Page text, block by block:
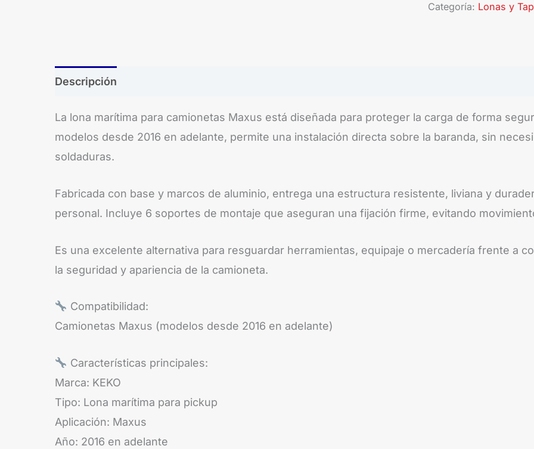
Categoría: Lonas y
Descripción
La lona marítima para camionetas Maxus está diseñada para proteger la carga de forma
modelos desde 2016 en adelante, permite una instalación directa sobre la baranda, sin
soldaduras.
Fabricada con base y marcos de aluminio, entrega una estructura resistente, liviana y
personal. Incluye 6 soportes de montaje que aseguran una fijación firme, evitando
Es una excelente alternativa para resguardar herramientas, equipaje o mercadería frente a
la seguridad y apariencia de la camioneta.
Compatibilidad:
Camionetas Maxus (modelos desde 2016 en adelante)
Características principales:
Marca: KEKO
Tipo: Lona marítima para pickup
Aplicación: Maxus
Año: 2016 en adelante